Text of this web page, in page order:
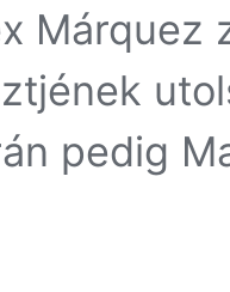
Márquez
pedig